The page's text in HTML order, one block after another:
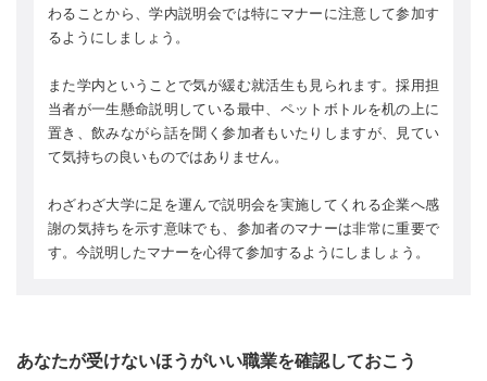
わることから、学内説明会では特にマナーに注意して参加す
るようにしましょう。
また学内ということで気が緩む就活生も見られます。採用担
当者が一生懸命説明している最中、ペットボトルを机の上に
置き、飲みながら話を聞く参加者もいたりしますが、見てい
て気持ちの良いものではありません。
わざわざ大学に足を運んで説明会を実施してくれる企業へ感
謝の気持ちを示す意味でも、参加者のマナーは非常に重要で
す。今説明したマナーを心得て参加するようにしましょう。
あなたが受けないほうがいい職業を確認しておこう